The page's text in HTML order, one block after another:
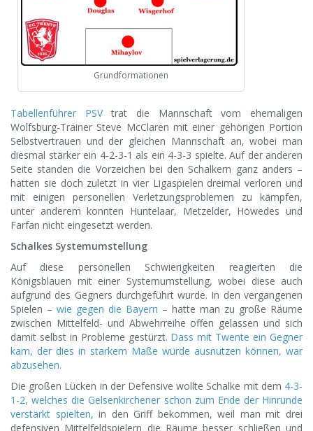
Grundformationen
Tabellenführer PSVtrat die Mannschaft vom ehemaligen
Wolfsburg-Trainer Steve McClaren mit einer gehörigen Portion
Selbstvertrauen und der gleichen Mannschaft an, wobei man
diesmal stärker ein 4-2-3-1 als ein 4-3-3 spielte. Auf der anderen
Seite standen die Vorzeichen bei den Schalkern ganz anders –
hatten sie doch zuletzt in vier Ligaspielen dreimal verloren und
mit einigen personellen Verletzungsproblemen zu kämpfen,
unter anderem konnten Huntelaar, Metzelder, Höwedes und
Farfan nicht eingesetzt werden.
Schalkes Systemumstellung
Auf diese personellen Schwierigkeiten reagierten die
Königsblauen mit einer Systemumstellung, wobei diese auch
aufgrund des Gegners durchgeführt wurde. In den vergangenen
Spielen – wie gegen die Bayern – hatte man zu große Räume
zwischen Mittelfeld- und Abwehrreihe offen gelassen und sich
damit selbst in Probleme gestürzt. Dass mit Twente ein Gegner
kam, der dies in starkem Maße würde ausnutzen können, war
abzusehen.
Die großen Lücken in der Defensive wollte Schalke mit dem 4-3-
1-2, welches die Gelsenkirchener schon zum Ende der Hinrunde
verstärkt spielten, in den Griff bekommen, weil man mit drei
defensiven Mittelfeldspielern die Räume besser schließen und